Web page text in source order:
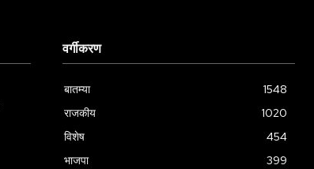
वर्गीकरण
बातम्या
1548
राजकीय
1020
विशेष
454
भाजपा
399